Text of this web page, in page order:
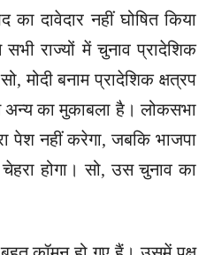
का दावेदार नहीं घोषित किया
राज्यों में चुनाव प्रादेशिक
मोदी बनाम प्रादेशिक क्षत्रप
अन्य का मुकाबला है। लोकसभा
पेश नहीं करेगा, जबकि भाजपा
होगा। सो, उस चुनाव का